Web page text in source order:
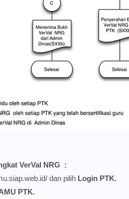
VerVal NRG :
dan pilih Login PTK.
PTK.